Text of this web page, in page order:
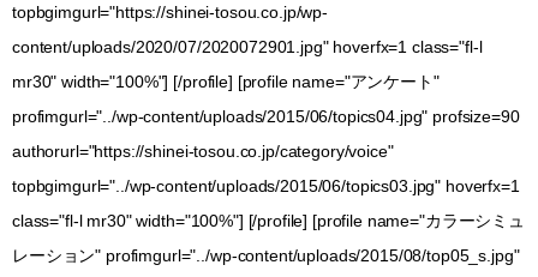
topbgimgurl="https://shinei-tosou.co.jp/wp-
content/uploads/2020/07/2020072901.jpg" hoverfx=1 class="fl-l
mr30" width="100%"] [/profile] [profile name="アンケート"
profimgurl="../wp-content/uploads/2015/06/topics04.jpg" profsize=90
authorurl="https://shinei-tosou.co.jp/category/voice"
topbgimgurl="../wp-content/uploads/2015/06/topics03.jpg" hoverfx=1
class="fl-l mr30" width="100%"] [/profile] [profile name="カラーシミュ
レーション" profimgurl="../wp-content/uploads/2015/08/top05_s.jpg"